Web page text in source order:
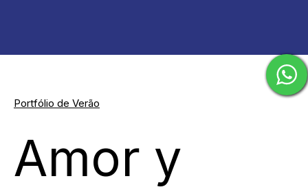
Portfólio de Verão
Amor y